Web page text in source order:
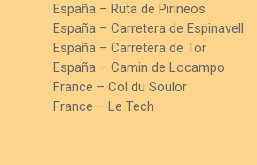
España – Ruta de Pirineos
España – Carretera de Espinavell
España – Carretera de Tor
España – Camin de Locampo
France – Col du Soulor
France – Le Tech